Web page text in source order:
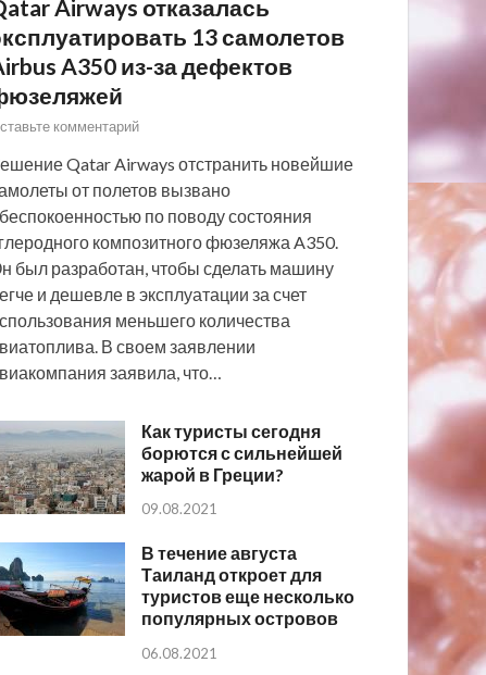
Airways отказалась
13 самолетов
A350 из-за дефектов
комментарий
Qatar Airways отстранить новейшие
от полетов вызвано
по поводу состояния
композитного фюзеляжа A350.
был разработан, чтобы сделать машину
и дешевле в эксплуатации за счет
меньшего количества
В своем заявлении
заявила, что…
Как туристы сегодня
борются с сильнейшей
жарой в Греции?
09.08.2021
В течение августа
Таиланд откроет для
туристов еще несколько
популярных островов
06.08.2021